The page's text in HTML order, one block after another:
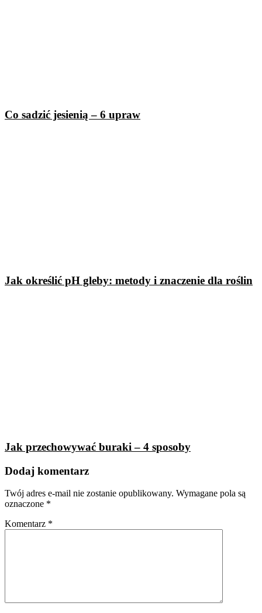
Co sadzić jesienią – 6 upraw
Jak określić pH gleby: metody i znaczenie dla roślin
Jak przechowywać buraki – 4 sposoby
Dodaj komentarz
Twój adres e-mail nie zostanie opublikowany. Wymagane pola są
oznaczone *
Komentarz *